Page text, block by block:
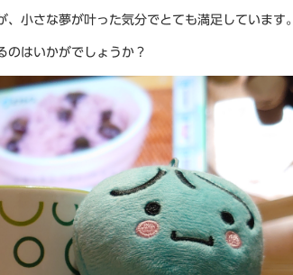
小さな夢が叶った気分でとても満足しています。
のはいかがでしょうか？